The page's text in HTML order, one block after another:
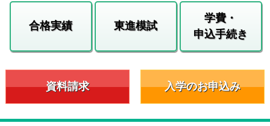
合格実績 東進模試
学費・
申込手続き
資料請求 入学のお申込み